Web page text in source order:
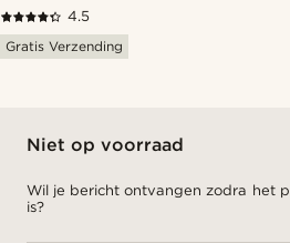
4.5
Gratis Verzending
Niet op voorraad
Wil je bericht ontvangen zodra het
is?